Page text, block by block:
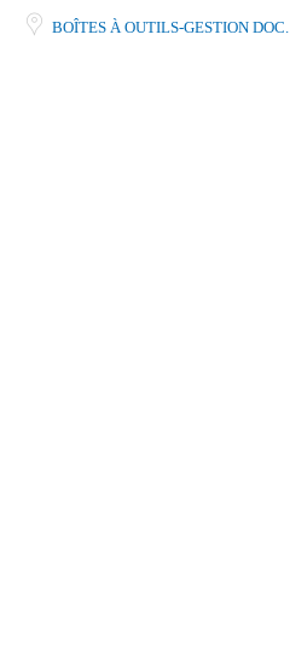
BOÎTES À OUTILS-GESTION DOC.